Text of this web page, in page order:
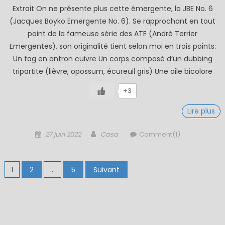
Extrait On ne présente plus cette émergente, la JBE No. 6
(Jacques Boyko Emergente No. 6). Se rapprochant en tout
point de la fameuse série des ATE (André Terrier
Emergentes), son originalité tient selon moi en trois points:
Un tag en antron cuivre Un corps composé d’un dubbing
tripartite (lièvre, opossum, écureuil gris) Une aile bicolore
+3
Lire plus
Posted
27 juin 2022 Author
Casa Comment(1)
Pagination
des
1 2 … 5 Suivant